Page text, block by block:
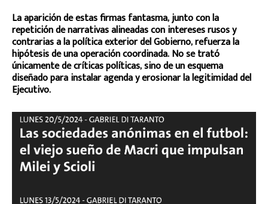
La aparición de estas firmas fantasma, junto con la
repetición de narrativas alineadas con intereses rusos y
contrarias a la política exterior del Gobierno, refuerza la
hipótesis de una operación coordinada. No se trató
únicamente de críticas políticas, sino de un esquema
diseñado para instalar agenda y erosionar la legitimidad del
Ejecutivo.